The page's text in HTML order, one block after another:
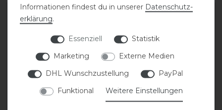
Informationen findest du in unserer Daten­schutz­
erklärung.
Essenziell
Statistik
Marketing
Externe Medien
DHL Wunschzustellung
PayPal
Funktional
Weitere Einstellungen